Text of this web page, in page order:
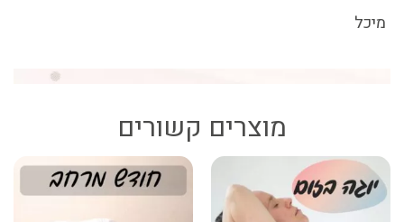
מיכל
מוצרים קשורים